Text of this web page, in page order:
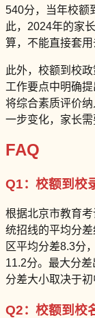
540分，当年校额
此，2024年的家
算，不能直接套用
此外，校额到校
工作要点中明确
将综合素质评价
一步变化，家长需
FAQ
Q1：校额到校
根据北京市教育
统招线的平均分
区平均分差8.3分
11.2分。最大分差
分差大小取决于
Q2：校额到校